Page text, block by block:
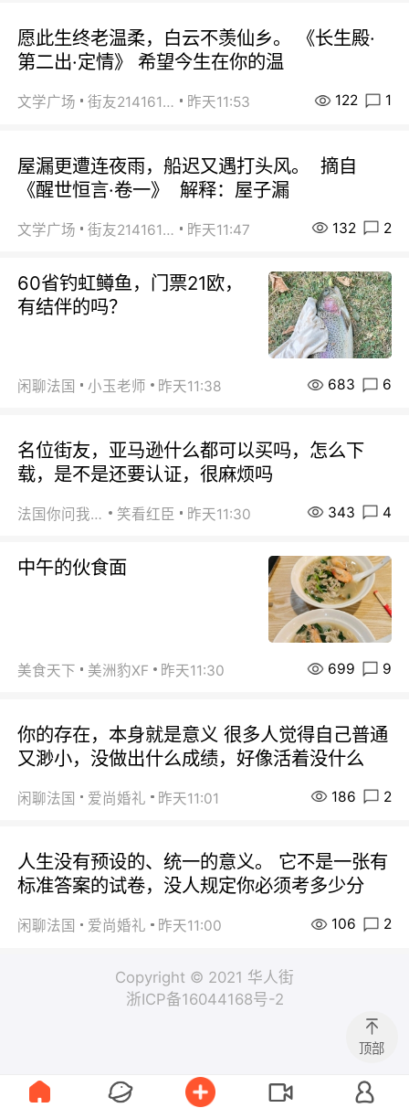
愿此生终老温柔，白云不羡仙乡。 《长生殿·
第二出·定情》 希望今生在你的温
文学广场 街友21416156 昨天11:53 122 1
屋漏更遭连夜雨，船迟又遇打头风。 摘自
《醒世恒言·卷一》 解释：屋子漏
文学广场 街友21416156 昨天11:47 132 2
60省钓虹鳟鱼，门票21欧，
有结伴的吗？
闲聊法国 小玉老师 昨天11:38 683 6
名位街友，亚马逊什么都可以买吗，怎么下
载，是不是还要认证，很麻烦吗
法国你问我答 笑看红臣 昨天11:30 343 4
中午的伙食面
美食天下 美洲豹XF 昨天11:30 699 9
你的存在，本身就是意义 很多人觉得自己普通
又渺小，没做出什么成绩，好像活着没什么
闲聊法国 爱尚婚礼 昨天11:01 186 2
人生没有预设的、统一的意义。 它不是一张有
标准答案的试卷，没人规定你必须考多少分
闲聊法国 爱尚婚礼 昨天11:00 106 2
Copyright © 2021 华人街
浙ICP备16044168号-2
顶部